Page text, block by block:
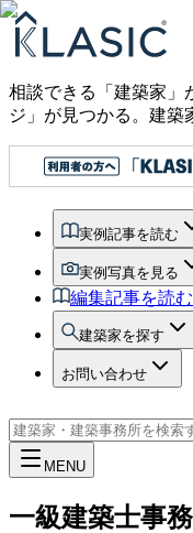
相談できる「建築家」
ジ」が見つかる。 建築
実例記事を読む
実例写真を見る
編集記事を読む
建築家を探す
お問い合わせ
MENU
一級建築士事